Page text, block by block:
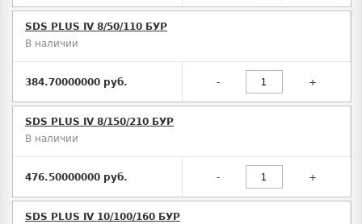
SDS PLUS IV 8/50/110 БУР
В наличии
384.70000000 руб. - +
SDS PLUS IV 8/150/210 БУР
В наличии
476.50000000 руб. - +
SDS PLUS IV 10/100/160 БУР